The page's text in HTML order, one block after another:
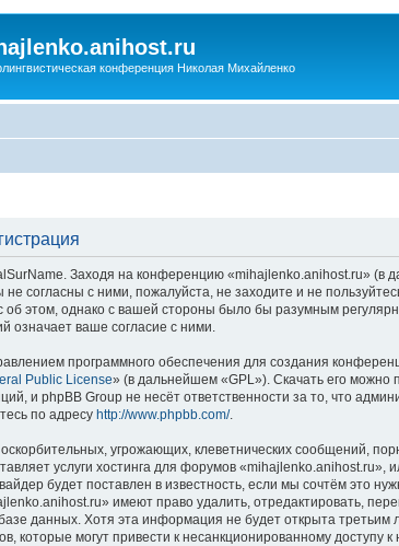
конференция Николая Михайленко
Заходя на конференцию «mihajlenko.anihost.ru»
согласны с ними, пожалуйста, не заходите и не
этом, однако с вашей стороны было бы разумным
означает ваше согласие с ними.
программного обеспечения для создания
Public License» (в дальнейшем «GPL»). Скачать его можно
и phpBB Group не несёт ответственности за то, что
по адресу http://www.phpbb.com/.
угрожающих, клеветнических сообщений,
услуги хостинга для форумов
будет поставлен в известность, если мы сочтём это
имеют право удалить, отредактировать,
данных. Хотя эта информация не будет открыта
которые могут привести к несанкционированному доступу к